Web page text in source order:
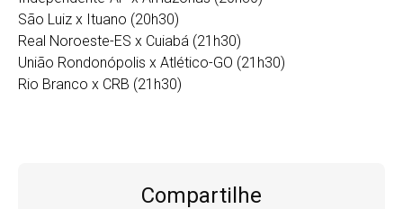
São Luiz x Ituano (20h30)
Real Noroeste-ES x Cuiabá (21h30)
União Rondonópolis x Atlético-GO (21h30)
Rio Branco x CRB (21h30)
Compartilhe